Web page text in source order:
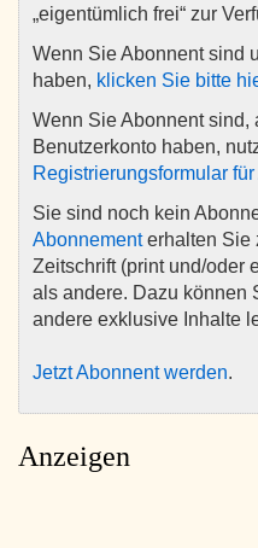
„eigentümlich frei“ zur
Wenn Sie Abonnent sind
haben, klicken Sie bitte
Wenn Sie Abonnent sind,
Benutzerkonto haben,
Registrierungsformular
Sie sind noch kein
Abonnementerhalten Sie
Zeitschrift (print und/oder
als andere. Dazu können
andere exklusive Inhalte
Jetzt Abonnent werden.
Anzeigen